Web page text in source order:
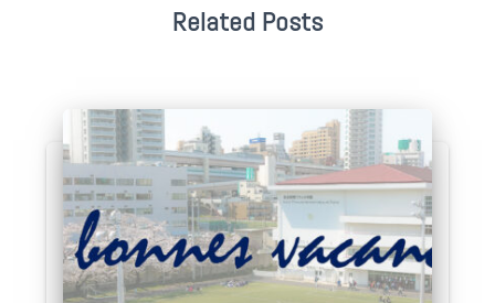
Related Posts